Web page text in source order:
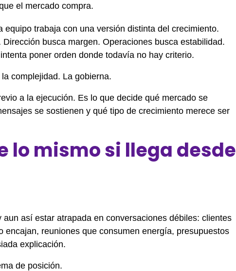
el mercado compra.
trabaja con una versión distinta del crecimiento.
busca margen. Operaciones busca estabilidad.
poner orden donde todavía no hay criterio.
complejidad. La gobierna.
a la ejecución. Es lo que decide qué mercado se
se sostienen y qué tipo de crecimiento merece ser
lo mismo si llega desde
así estar atrapada en conversaciones débiles: clientes
reuniones que consumen energía, presupuestos
explicación.
de posición.